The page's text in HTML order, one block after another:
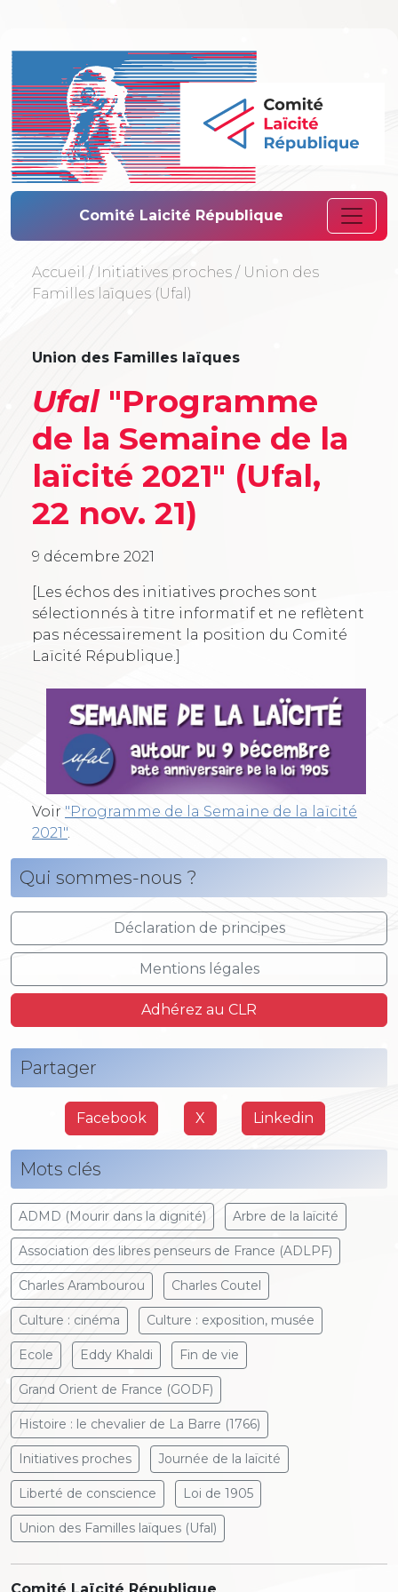
Comité Laïcité
Comité Laicité République
Accueil / Initiatives proches / Union des
Familles laïques (Ufal)
Union des Familles laïques
Ufal"Programme
de la Semaine de la
laïcité 2021" (Ufal,
22 nov. 21)
9 décembre 2021
[Les échos des initiatives proches sont
sélectionnés à titre informatif et ne reflètent
pas nécessairement la position du Comité
Laïcité République.]
Voir "Programme de la Semaine de la laïcité
2021".
Qui sommes-nous ?
Déclaration de principes
Mentions légales
Adhérez au CLR
Partager
Facebook X Linkedin
Mots clés
ADMD (Mourir dans la dignité) Arbre de la laïcité
Association des libres penseurs de France (ADLPF)
Charles Arambourou Charles Coutel
Culture : cinéma Culture : exposition, musée
Ecole Eddy Khaldi Fin de vie
Grand Orient de France (GODF)
Histoire : le chevalier de La Barre (1766)
Initiatives proches Journée de la laïcité
Liberté de conscience Loi de 1905
Union des Familles laïques (Ufal)